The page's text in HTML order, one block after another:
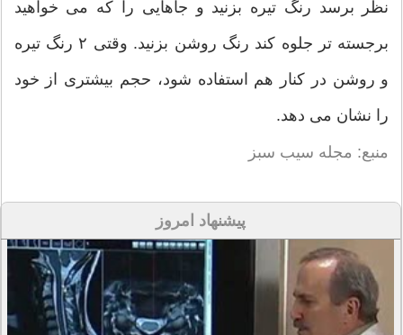
نظر برسد رنگ تیره بزنید و جاهایی را که می خواهید
برجسته تر جلوه کند رنگ روشن بزنید. وقتی ۲ رنگ تیره
و روشن در کنار هم استفاده شود، حجم بیشتری از خود
را نشان می دهد.
منبع: مجله سیب سبز
پیشنهاد امروز